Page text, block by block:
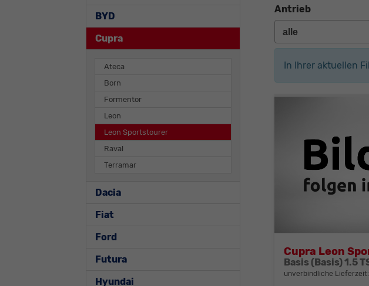
Antrieb
In Ihrer aktuellen
Cupra Leon
unverbindliche Lieferzeit:
BYD
Cupra
Ateca
Born
Formentor
Leon
Leon Sportstourer
Raval
Terramar
Dacia
Fiat
Ford
Futura
Hyundai